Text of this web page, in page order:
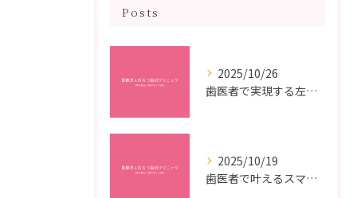
Posts
2025/10/26
歯医者で実現する左右対称治療のポイントと矯正治療選びの疑問解決ガイド
2025/10/19
歯医者で叶えるスマイルメイクオーバーなら福岡県福岡市博多区博多駅前の最新矯正治療解説